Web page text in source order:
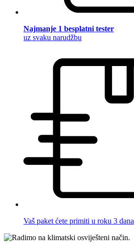
Najmanje 1 besplatni tester
uz svaku narudžbu
Vaš paket ćete primiti u roku 3 dana